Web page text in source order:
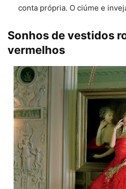
conta própria. O ciúme e
Sonhos de vestidos
vermelhos